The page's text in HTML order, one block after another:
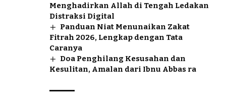
Menghadirkan Allah di Tengah Ledakan
Distraksi Digital
Panduan Niat Menunaikan Zakat
Fitrah 2026, Lengkap dengan Tata
Caranya
Doa Penghilang Kesusahan dan
Kesulitan, Amalan dari Ibnu Abbas ra